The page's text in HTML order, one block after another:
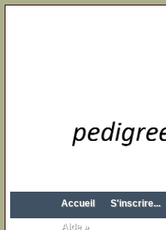
Accueil S'inscrire...
Aide »